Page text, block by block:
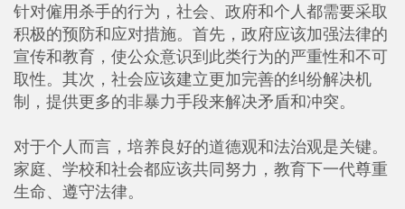
针对僱用杀手的行为，社会、政府和个人都需要采取
积极的预防和应对措施。首先，政府应该加强法律的
宣传和教育，使公众意识到此类行为的严重性和不可
取性。其次，社会应该建立更加完善的纠纷解决机
制，提供更多的非暴力手段来解决矛盾和冲突。
对于个人而言，培养良好的道德观和法治观是关键。
家庭、学校和社会都应该共同努力，教育下一代尊重
生命、遵守法律。